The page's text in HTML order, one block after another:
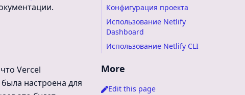
Vercel
настроена для
Конфигурация проекта
Использование Netlify
Dashboard
Использование Netlify CLI
More
Edit this page